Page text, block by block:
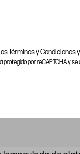
Términos y Condicionesy
protegido por reCAPTCHA y se